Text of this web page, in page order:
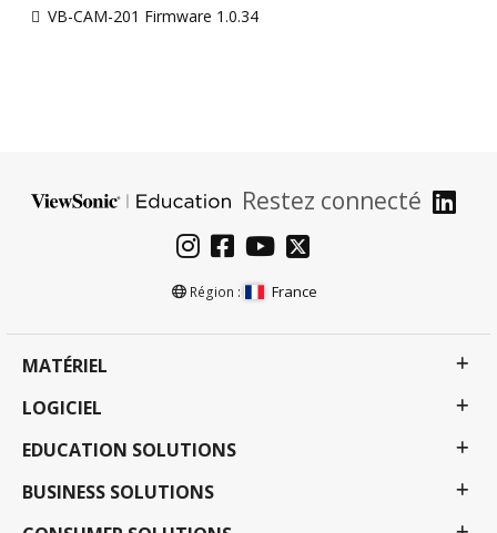
VB-CAM-201 Firmware 1.0.34
Restez connecté
Région : France
MATÉRIEL
LOGICIEL
EDUCATION SOLUTIONS
BUSINESS SOLUTIONS